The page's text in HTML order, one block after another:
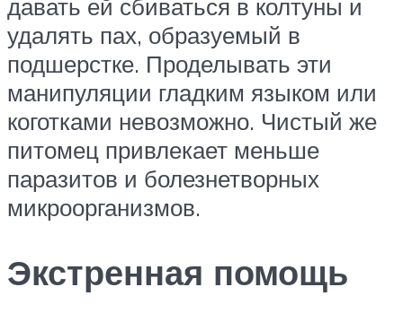
давать ей сбиваться в колтуны и
удалять пах, образуемый в
подшерстке. Проделывать эти
манипуляции гладким языком или
коготками невозможно. Чистый же
питомец привлекает меньше
паразитов и болезнетворных
микроорганизмов.
Экстренная помощь